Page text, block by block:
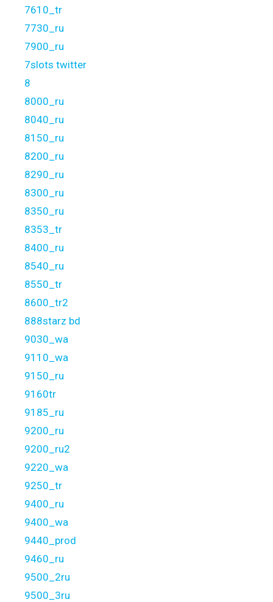
7610_tr
7730_ru
7900_ru
7slots twitter
8
8000_ru
8040_ru
8150_ru
8200_ru
8290_ru
8300_ru
8350_ru
8353_tr
8400_ru
8540_ru
8550_tr
8600_tr2
888starz bd
9030_wa
9110_wa
9150_ru
9160tr
9185_ru
9200_ru
9200_ru2
9220_wa
9250_tr
9400_ru
9400_wa
9440_prod
9460_ru
9500_2ru
9500_3ru